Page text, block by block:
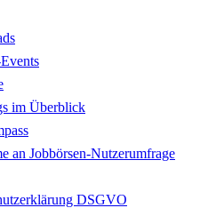
im Überblick
an Jobbörsen-Nutzerumfrage
DSGVO